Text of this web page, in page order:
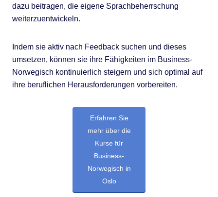
dazu beitragen, die eigene Sprachbeherrschung
weiterzuentwickeln.
Indem sie aktiv nach Feedback suchen und dieses
umsetzen, können sie ihre Fähigkeiten im Business-
Norwegisch kontinuierlich steigern und sich optimal auf
ihre beruflichen Herausforderungen vorbereiten.
Erfahren Sie
mehr über die
Kurse für
Business-
Norwegisch in
Oslo